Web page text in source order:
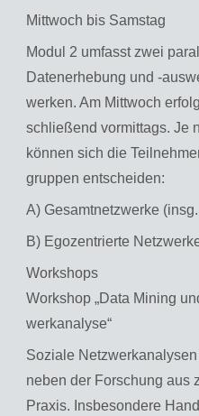
Mitt­woch bis Sams­tag
Modul 2 um­fasst zwei
Da­ten­er­he­bung und -
wer­ken. Am Mitt­woch
schlie­ßend vor­mit­tags. Je
kön­nen sich die
grup­pen ent­schei­den:
A) Ge­samt­netz­wer­ke
B) Ego­zen­trier­te
Work­shops
Work­shop „Data Mi­ning
werkana­ly­se“
So­zia­le
neben der For­schung aus
Pra­xis. Ins­be­son­de­re